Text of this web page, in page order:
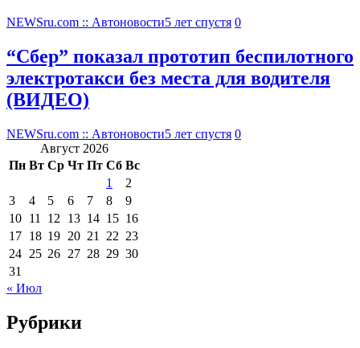
NEWSru.com :: Автоновости5 лет спустя 0
“Сбер” показал прототип беспилотного
электротакси без места для водителя
(ВИДЕО)
NEWSru.com :: Автоновости5 лет спустя 0
Август 2026
Пн Вт Ср Чт Пт Сб Вс
1
2
3
4 5 6 7 8
9
10 11 12 13 14 15 16
17 18 19 20 21 22 23
24 25 26 27 28 29 30
31
« Июл
Рубрики